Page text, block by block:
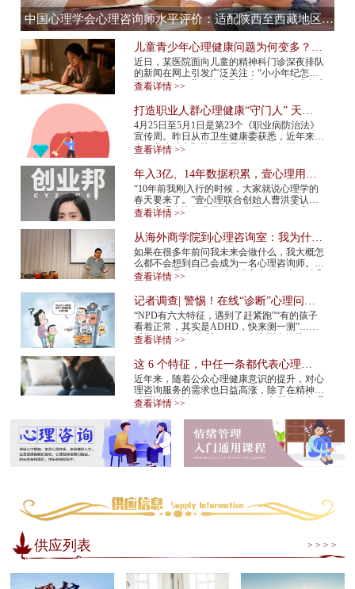
中国心理学会心理咨询师水平评价：适配陕西至西藏地区，心理咨询师水平评价全流程服务提供商
儿童青少年心理健康问题为何变多？应
该如何预防？
近日，某医院面向儿童的精神科门诊深夜排队
的新闻在网上引发广泛关注：“小小年纪怎么
得了抑郁症”“我们的孩子怎么了”……青少年心
查看详情 >>
打造职业人群心理健康“守门人” 天津
市职业人群心理咨询平台上线
4月25日至5月1日是第23个《职业病防治法》
宣传周。昨日从市卫生健康委获悉，近年来我
市职业病综合预防效果显著，2015年至2024年
2024年...
查看详情 >>
年入3亿、14年数据积累，壹心理用AI
打造心理服务行业“小怪兽”
“10年前我刚入行的时候，大家就说心理学的
春天要来了。”壹心理联合创始人曹洪雯认
为，心理咨询行业还处在“春天来临前的寒
标准...
查看详情 >>
从海外商学院到心理咨询室：我为什么
在34岁决定转行
如果在很多年前问我未来会做什么，我大概怎
么都不会想到自己会成为一名心理咨询师。我
硕士读的是商学院。后来进入大厂，也有过几
常、...
查看详情 >>
记者调查| 警惕！在线“诊断”心理问
题，越治越病！
“NPD有六大特征，遇到了赶紧跑”“有的孩子
看着正常，其实是ADHD，快来测一测”……
近期，以在线“诊断”NPD（自恋型人格障
的视频在网...
查看详情 >>
这 6 个特征，中任一条都代表心理咨
询师不靠谱！赶紧换
近年来，随着公众心理健康意识的提升，对心
理咨询服务的需求也日益高涨，除了在精神专
科医院就诊以外，很多人也会在市面上的心理
备...
查看详情 >>
供应列表 > > > >